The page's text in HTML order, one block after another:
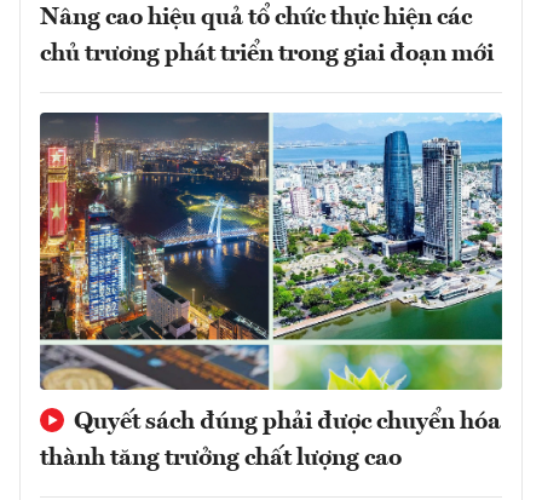
Nâng cao hiệu quả tổ chức thực hiện các
chủ trương phát triển trong giai đoạn mới
Quyết sách đúng phải được chuyển hóa
thành tăng trưởng chất lượng cao